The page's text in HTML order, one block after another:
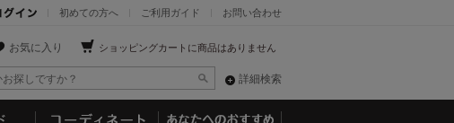
お問い合わせ
ご利用ガイド
初めての方へ
ショッピングカートに商品はありません
お気に入り
詳細検索